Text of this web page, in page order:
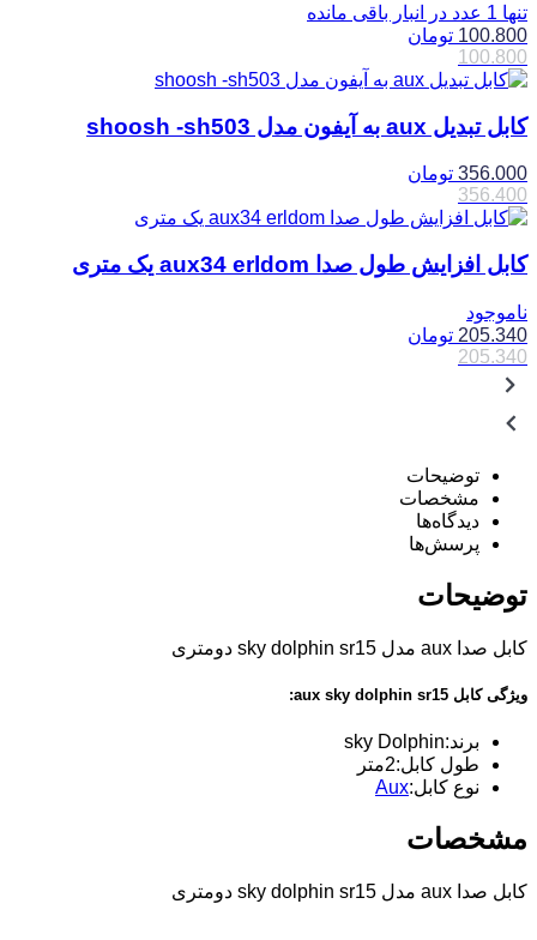
تنها 1 عدد در انبار باقی مانده
100.800 تومان
100.800
کابل تبدیل aux به آیفون مدل shoosh -sh503
356.000 تومان
356.400
کابل افزایش طول صدا aux34 erldom یک متری
ناموجود
205.340 تومان
205.340
توضیحات
مشخصات
دیدگاه‌ها
پرسش‌ها
توضیحات
کابل صدا aux مدل sky dolphin sr15 دومتری
ویژگی کابل aux sky dolphin sr15:
برند:sky Dolphin
طول کابل:2متر
نوع کابل:Aux
مشخصات
کابل صدا aux مدل sky dolphin sr15 دومتری